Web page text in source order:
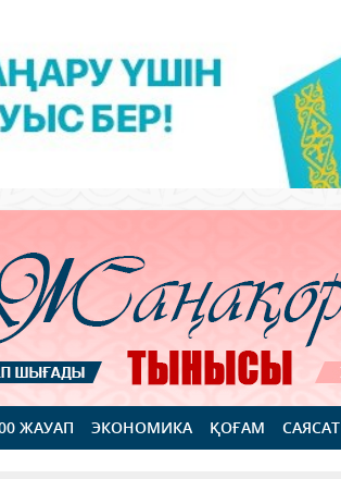
ЖАУАП ЭКОНОМИКА ҚОҒАМ САЯСАТ